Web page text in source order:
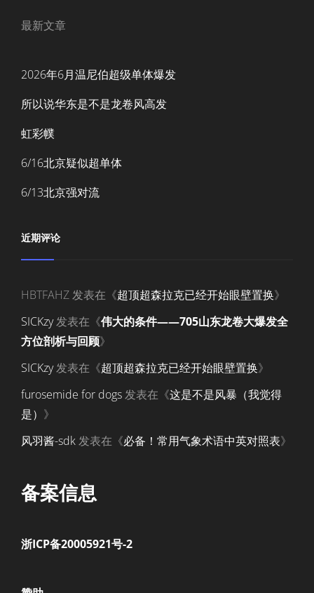
最新文章
2026年6月温尼伯超级单体爆发
所以说华东是不是龙卷风高发
虹彩幞
6/16北京疑似超单体
6/13北京强对流
近期评论
HBTFAHZ发表在《超顶超森拉克已经开始眼壁置换》
SICKzy发表在《伟大的条件——705山东龙卷大爆发全
方位剖析与回顾》
SICKzy发表在《超顶超森拉克已经开始眼壁置换》
furosemide for dogs发表在《这是不是风暴（我觉得
是） 》
风羽酱-sdk发表在《必备！常用气象术语中英对照表》
备案信息
浙ICP备20005921号-2